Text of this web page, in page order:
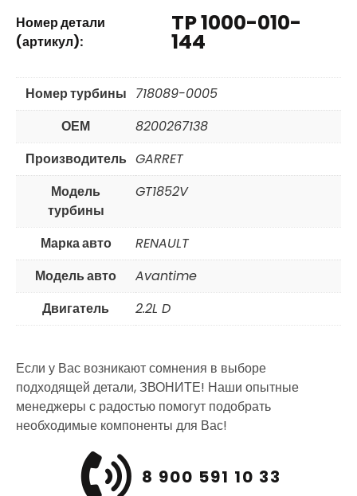
Номер детали
(артикул):
TP 1000-010-
144
Номер турбины 718089-0005
ОЕМ
8200267138
Производитель GARRET
Модель
турбины
GT1852V
Марка авто
RENAULT
Модель авто
Avantime
Двигатель
2.2L D
Если у Вас возникают сомнения в выборе
подходящей детали, ЗВОНИТЕ! Наши опытные
менеджеры с радостью помогут подобрать
необходимые компоненты для Вас!
8 900 591 10 33